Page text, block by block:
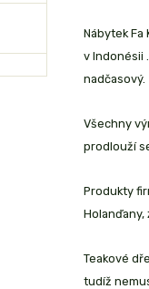
Nábytek
v Indonésii
nadčasový.
Všechny
prodlouží
Produkty
Teakové
tudíž